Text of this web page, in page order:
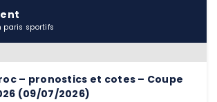
paris sportifs
– pronostics et cotes – Coupe
(09/07/2026)